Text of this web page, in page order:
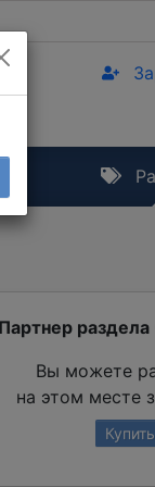
Партнер раздела
Вы можете
на этом месте